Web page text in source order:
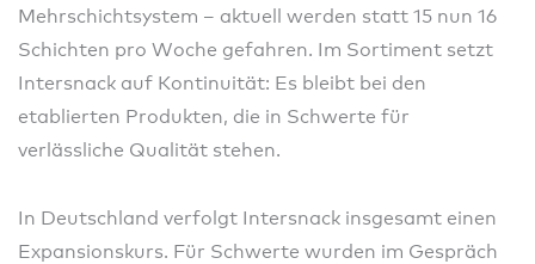
Mehrschichtsystem – aktuell werden statt 15 nun 16
Schichten pro Woche gefahren. Im Sortiment setzt
Intersnack auf Kontinuität: Es bleibt bei den
etablierten Produkten, die in Schwerte für
verlässliche Qualität stehen.
In Deutschland verfolgt Intersnack insgesamt einen
Expansionskurs. Für Schwerte wurden im Gespräch